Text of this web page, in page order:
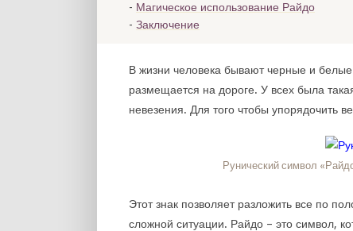
Магическое использование Райдо
Заключение
В жизни человека бывают черные и
размещается на дороге. У всех была
невезения. Для того чтобы упорядочить
Рунический символ
Этот знак позволяет разложить все по
сложной ситуации. Райдо – это символ,